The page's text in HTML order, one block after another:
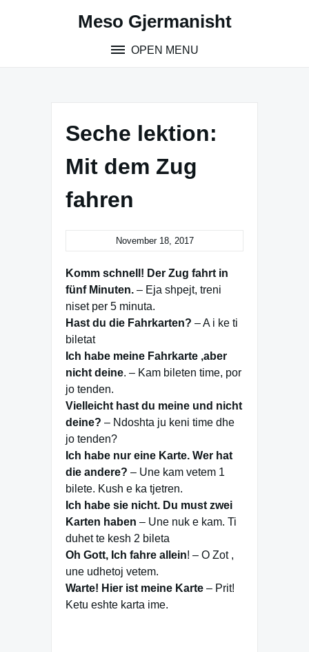
Meso Gjermanisht
OPEN MENU
Seche lektion:
Mit dem Zug
fahren
November 18, 2017
Komm schnell! Der Zug fahrt in
fünf Minuten. – Eja shpejt, treni
niset per 5 minuta.
Hast du die Fahrkarten? – A i ke ti
biletat
Ich habe meine Fahrkarte ,aber
nicht deine. – Kam bileten time, por
jo tenden.
Vielleicht hast du meine und nicht
deine? – Ndoshta ju keni time dhe
jo tenden?
Ich habe nur eine Karte. Wer hat
die andere? – Une kam vetem 1
bilete. Kush e ka tjetren.
Ich habe sie nicht. Du must zwei
Karten haben – Une nuk e kam. Ti
duhet te kesh 2 bileta
Oh Gott, Ich fahre allein! – O Zot ,
une udhetoj vetem.
Warte! Hier ist meine Karte – Prit!
Ketu eshte karta ime.